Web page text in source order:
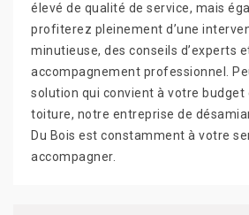
élevé de qualité de service, mais
profiterez pleinement d’une
minutieuse, des conseils d’experts
accompagnement professionnel.
solution qui convient à votre budget
toiture, notre entreprise de
Du Bois est constamment à votre
accompagner.